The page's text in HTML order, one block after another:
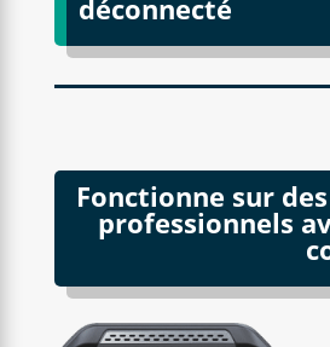
déconnecté
Fonctionne sur
professionnels